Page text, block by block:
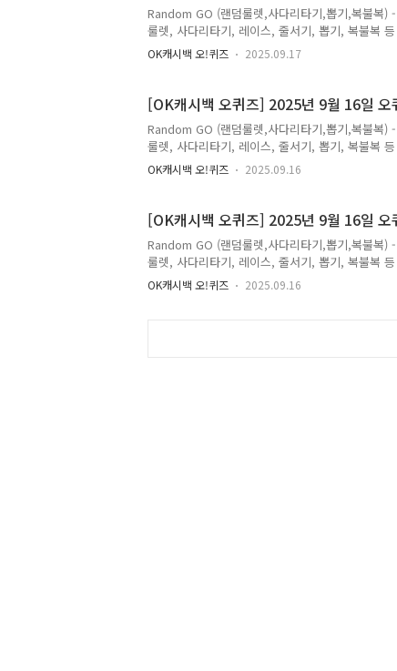
Random GO (랜덤룰렛,사다리타기,뽑기,복불복
룰렛, 사다리타기, 레이스, 줄서기, 뽑기, 복불복
월 17일 OK캐시백 오퀴즈 오전 10시 포스티보나
제하면 최저가!포스티보나 프리미엄발사믹식초
보다 손쉽게 알고 싶으시다면,구독 또는 즐겨찾기
오퀴즈에 대해 더 자세히..
OK캐시백 오!퀴즈 2025.09.17
[OK캐시백 오퀴즈] 2025년 9월 16일 오
Random GO (랜덤룰렛,사다리타기,뽑기,복불복
룰렛, 사다리타기, 레이스, 줄서기, 뽑기, 복불복
월 16일 OK캐시백 오퀴즈 오전 10시 뉴트리가든
트리가든 루테인지아잔틴 3박스9월 오늘의 핫딜
즐겨찾기 추가를 권장합니다.네이버나 다음에 돈
면, ↓↓↓↓↓↓↓캐..
OK캐시백 오!퀴즈 2025.09.16
[OK캐시백 오퀴즈] 2025년 9월 16일 오
Random GO (랜덤룰렛,사다리타기,뽑기,복불복
룰렛, 사다리타기, 레이스, 줄서기, 뽑기, 복불복
월 16일 OK캐시백 오퀴즈 오전 10시 덴프스 한가
한가위 건강 선물대전 라이브!100억 CFU 보장,
확하게 포스팅해볼까 합니다.앞으로 다양하고 많
OK캐시백 오!퀴즈 2025.09.16